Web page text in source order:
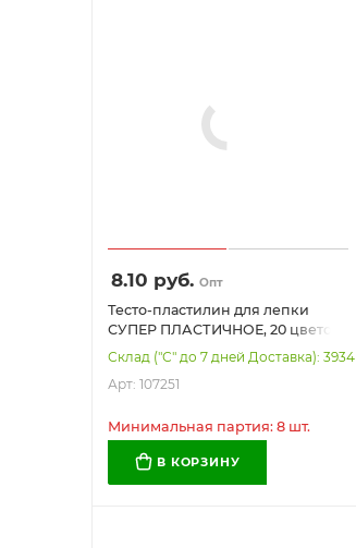
8.10 руб. Опт
Тесто-пластилин для лепки
СУПЕР ПЛАСТИЧНОЕ, 20 цветов
300 г, в пластиковом ведерке,
формочки, BAMBOX (БАМБОКС),
107251
Склад ("С" до 7 дней Доставка): 3934
Арт: 107251
Минимальная партия: 8 шт.
В КОРЗИНУ